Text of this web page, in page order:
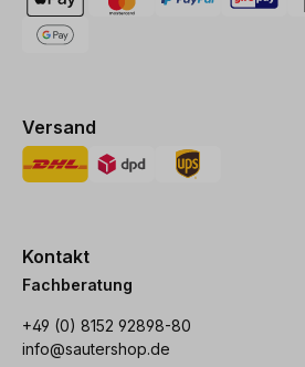
Versand
Kontakt
Fachberatung
+49 (0) 8152 92898-80
info@sautershop.de